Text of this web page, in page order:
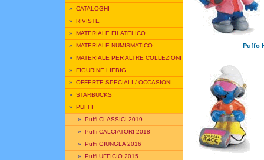
» CATALOGHI
» RIVISTE
» MATERIALE FILATELICO
» MATERIALE NUMISMATICO
» MATERIALE PER ALTRE COLLEZIONI
» FIGURINE LIEBIG
» OFFERTE SPECIALI / OCCASIONI
» STARBUCKS
» PUFFI
» Puffi CLASSICI 2019
» Puffi CALCIATORI 2018
» Puffi GIUNGLA 2016
» Puffi UFFICIO 2015
Puffo